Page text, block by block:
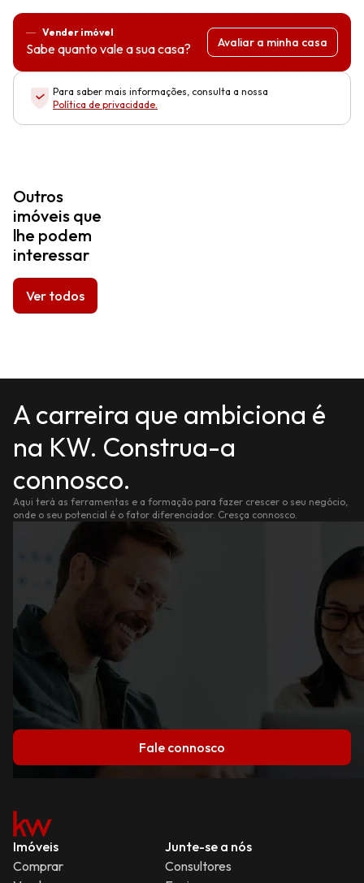
Vender imóvel
Sabe quanto vale a sua casa? Avaliar a minha casa
Para saber mais informações, consulta a nossa
Política de privacidade.
Outros
imóveis que
lhe podem
interessar
Ver todos
A carreira que ambiciona é
na KW. Construa-a
connosco.
Aqui terá as ferramentas e a formação para fazer crescer o seu negócio,
onde o seu potencial é o fator diferenciador. Cresça connosco.
Fale connosco
Imóveis
Comprar
Junte-se a nós
Consultores